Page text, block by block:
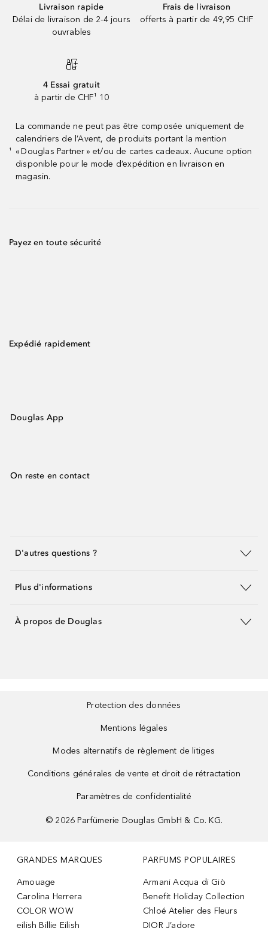
Livraison rapide
Délai de livraison de 2-4 jours
ouvrables
Frais de livraison
offerts à partir de 49,95 CHF
4 Essai gratuit
à partir de CHF¹ 10
¹
La commande ne peut pas être composée uniquement de
calendriers de l’Avent, de produits portant la mention
« Douglas Partner » et/ou de cartes cadeaux. Aucune option
disponible pour le mode d’expédition en livraison en
magasin.
Payez en toute sécurité
Expédié rapidement
Douglas App
On reste en contact
D'autres questions ?
Plus d'informations
À propos de Douglas
Protection des données
Mentions légales
Modes alternatifs de règlement de litiges
Conditions générales de vente et droit de rétractation
Paramètres de confidentialité
© 2026 Parfümerie Douglas GmbH & Co. KG.
GRANDES MARQUES
Amouage
Carolina Herrera
COLOR WOW
eilish Billie Eilish
PARFUMS POPULAIRES
Armani Acqua di Giò
Benefit Holiday Collection
Chloé Atelier des Fleurs
DIOR J’adore